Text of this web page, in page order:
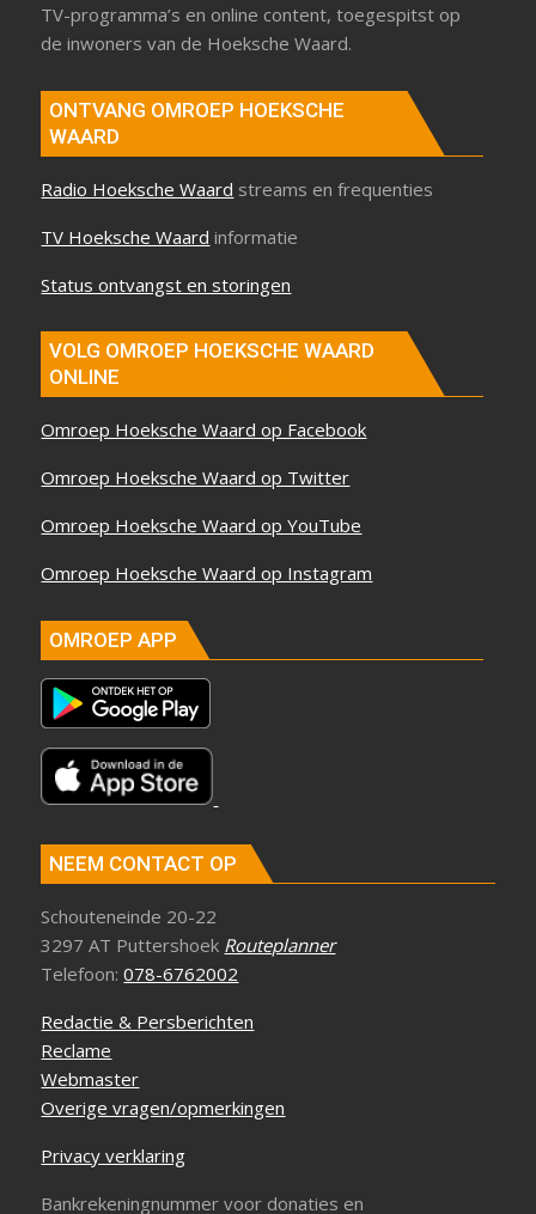
TV-programma’s en online content, toegespitst op
de inwoners van de Hoeksche Waard.
ONTVANG OMROEP HOEKSCHE
WAARD
Radio Hoeksche Waard streams en frequenties
TV Hoeksche Waard informatie
Status ontvangst en storingen
VOLG OMROEP HOEKSCHE WAARD
ONLINE
Omroep Hoeksche Waard op Facebook
Omroep Hoeksche Waard op Twitter
Omroep Hoeksche Waard op YouTube
Omroep Hoeksche Waard op Instagram
OMROEP APP
NEEM CONTACT OP
Schouteneinde 20-22
3297 AT Puttershoek Routeplanner
Telefoon:078-6762002
Redactie & Persberichten
Reclame
Webmaster
Overige vragen/opmerkingen
Privacy verklaring
Bankrekeningnummer voor donaties en